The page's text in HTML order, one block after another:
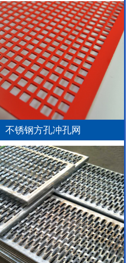
不锈钢方孔冲孔网